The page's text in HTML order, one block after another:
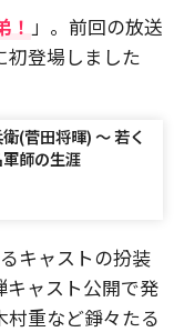
！ 」。前回の放送
初登場しました
(菅田将暉) 〜 若く
師の生涯
キャストの扮装
キャスト公開で発
重など錚々たる